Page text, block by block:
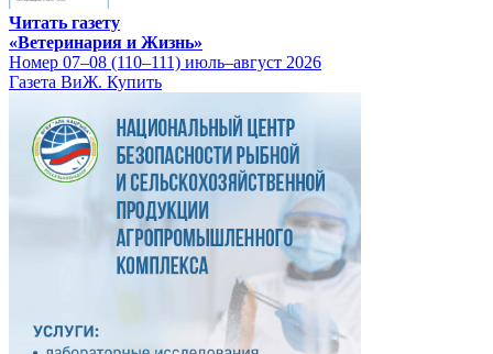
Читать газету
«Ветеринария и Жизнь»
Номер 07–08 (110–111) июль–август 2026
Газета ВиЖ. Купить